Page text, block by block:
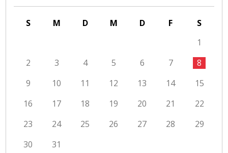
S M D M D F
S
1
2
3 4 5 6 7
8
9
10 11 12 13 14
15
16
17 18 19 20 21
22
23
24 25 26 27 28
29
30
31